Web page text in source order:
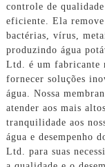
controle de
eficiente. Ela
bactérias, vírus,
produzindo água
Ltd. é um fabricante
fornecer soluções
água. Nossa
atender aos mais
tranquilidade aos
água e desempenho
Ltd. para suas